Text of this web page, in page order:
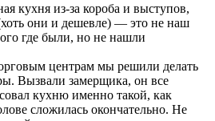
кухня из-за короба и выступов,
они и дешевле) — это не наш
где были, но не нашли
центрам мы решили делать
Вызвали замерщика, он все
кухню именно такой, как
сложилась окончательно. Не